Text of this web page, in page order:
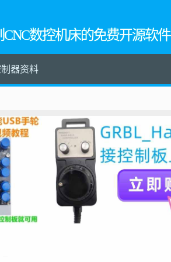
CNC数控机床的免费开源软件
器资料